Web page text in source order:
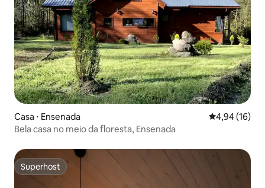
Casa ⋅ Ensenada 4,94 de uma
4,94 (16)
Bela casa no meio da floresta, Ensenada
Superhost
Superhost